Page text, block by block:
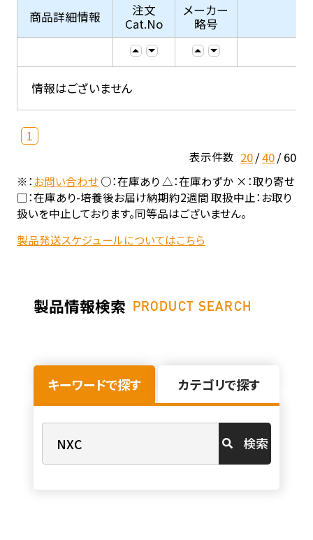
商品詳細情報
注文
Cat.No
メーカー
略号
情報はございません
1
表示件数 20 40 60
※：お問い合わせ○：在庫あり △：在庫わずか ×：取り寄せ
□：在庫あり-培養後お届け納期約2週間 取扱中止：お取り
扱いを中止しております。同等品はございません。
製品発送スケジュールについてはこちら
製品情報検索 PRODUCT SEARCH
キーワードで探す カテゴリで探す
検索